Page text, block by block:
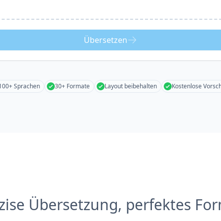
Übersetzen
Sprachen 30+ Formate Layout beibehalten Kostenlose
Übersetzung, perfektes